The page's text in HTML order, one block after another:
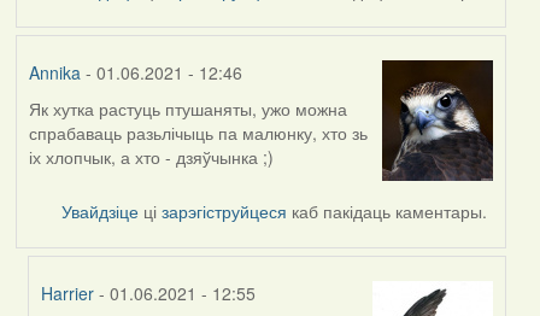
Annika- 01.06.2021 - 12:46
Як хутка растуць птушаняты, ужо можна
спрабаваць разьлічыць па малюнку, хто зь
іх хлопчык, а хто - дзяўчынка ;)
Увайдзіце цізарэгіструйцеся каб пакідаць каментары.
Harrier - 01.06.2021 - 12:55